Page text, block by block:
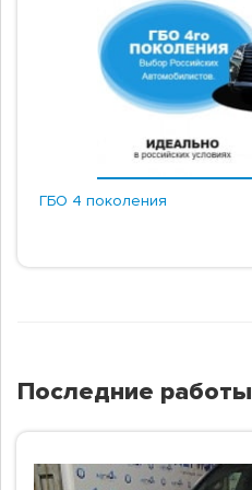
ГБО 4 поколения
Последние работы